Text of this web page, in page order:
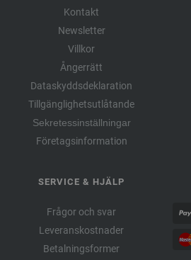
Kontakt
Newsletter
Villkor
Ångerrätt
Dataskyddsdeklaration
Tillgänglighetsutlåtande
Sekretessinställningar
Företagsinformation
SERVICE & HJÄLP
Frågor och svar
Leveranskostnader
Betalningsformer